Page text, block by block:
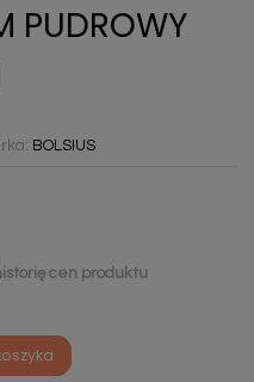
BOLSIUS
cen produktu